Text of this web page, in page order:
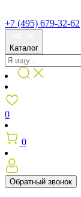
+7 (495) 679-32-62
Каталог
0
0
Обратный звонок